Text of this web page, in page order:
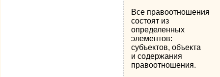
Все правоотношения
состоят из
определенных
элементов:
субъектов, объекта
и содержания
правоотношения.